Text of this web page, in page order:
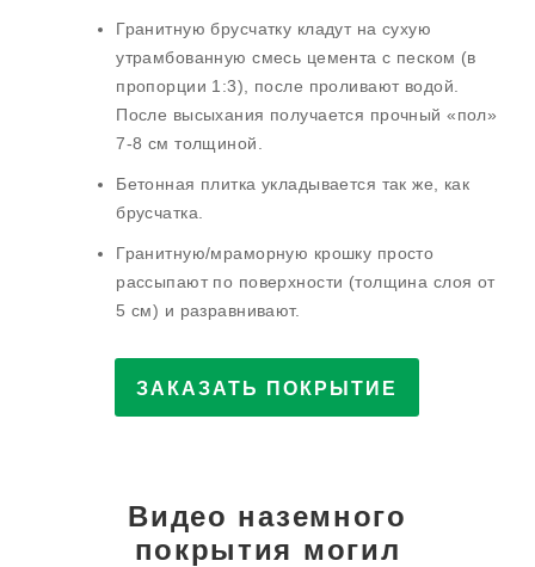
Гранитную брусчатку кладут на сухую
утрамбованную смесь цемента с песком (в
пропорции 1:3), после проливают водой.
После высыхания получается прочный «пол»
7-8 см толщиной.
Бетонная плитка укладывается так же, как
брусчатка.
Гранитную/мраморную крошку просто
рассыпают по поверхности (толщина слоя от
5 см) и разравнивают.
ЗАКАЗАТЬ ПОКРЫТИЕ
Видео наземного
покрытия могил